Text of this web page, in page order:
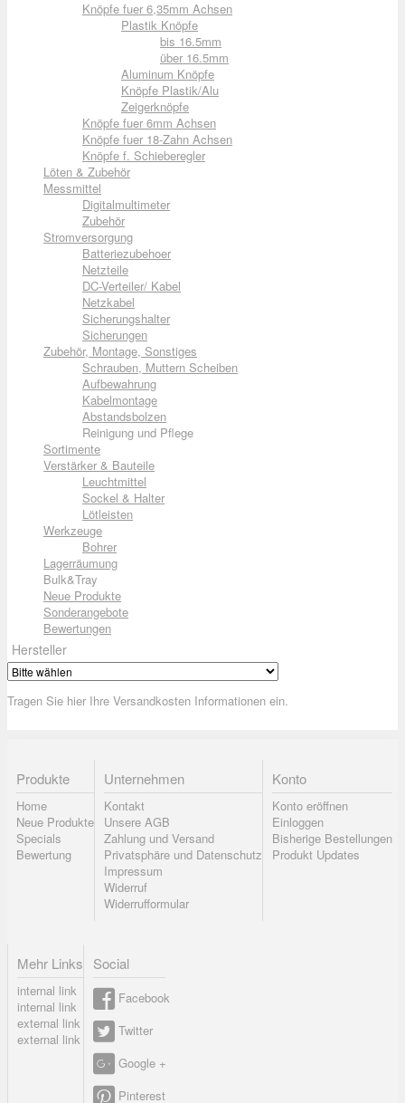
Knöpfe fuer 6,35mm Achsen
Plastik Knöpfe
bis 16.5mm
über 16.5mm
Aluminum Knöpfe
Knöpfe Plastik/Alu
Zeigerknöpfe
Knöpfe fuer 6mm Achsen
Knöpfe fuer 18-Zahn Achsen
Knöpfe f. Schieberegler
Löten & Zubehör
Messmittel
Digitalmultimeter
Zubehör
Stromversorgung
Batteriezubehoer
Netzteile
DC-Verteiler/ Kabel
Netzkabel
Sicherungshalter
Sicherungen
Zubehör, Montage, Sonstiges
Schrauben, Muttern Scheiben
Aufbewahrung
Kabelmontage
Abstandsbolzen
Reinigung und Pflege
Sortimente
Verstärker & Bauteile
Leuchtmittel
Sockel & Halter
Lötleisten
Werkzeuge
Bohrer
Lagerräumung
Bulk&Tray
Neue Produkte
Sonderangebote
Bewertungen
Hersteller
Tragen Sie hier Ihre Versandkosten Informationen ein.
Produkte
Home
Neue Produkte
Specials
Bewertung
Unternehmen
Kontakt
Unsere AGB
Zahlung und Versand
Privatsphäre und Datenschutz
Impressum
Widerruf
Widerrufformular
Konto
Konto eröffnen
Einloggen
Bisherige Bestellungen
Produkt Updates
Mehr Links
internal link
internal link
external link
external link
Social
Facebook
Twitter
Google +
Pinterest